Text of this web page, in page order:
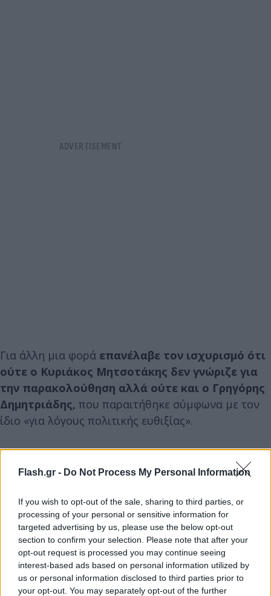
Flash.gr - Do Not Process My Personal Information
If you wish to opt-out of the sale, sharing to third parties, or
processing of your personal or sensitive information for
targeted advertising by us, please use the below opt-out
section to confirm your selection. Please note that after your
opt-out request is processed you may continue seeing
interest-based ads based on personal information utilized by
us or personal information disclosed to third parties prior to
your opt-out. You may separately opt-out of the further
Για άλλη μια φορά επανέλαβε τον ισχυρισμό ότι
ούτε ο Κυριάκος Μητσοτάκης δεν γνώριζε για
την παρακολούθηση αλλά ούτε και ο Γρηγόρης
Δημητριάδης, που παραιτήθηκε σύμφωνα με τον
ίδιο «για λόγους πολιτικής ευθιξίας».